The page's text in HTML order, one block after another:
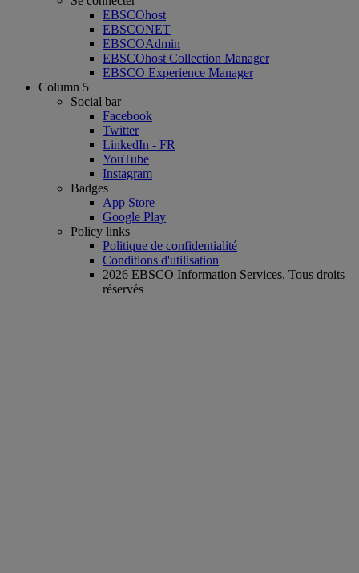
EBSCOhost
EBSCONET
EBSCOAdmin
EBSCOhost Collection Manager
EBSCO Experience Manager
Column 5
Social bar
Facebook
Twitter
LinkedIn - FR
YouTube
Instagram
Badges
App Store
Google Play
Policy links
Politique de confidentialité
Conditions d'utilisation
2026 EBSCO Information Services. Tous droits
réservés